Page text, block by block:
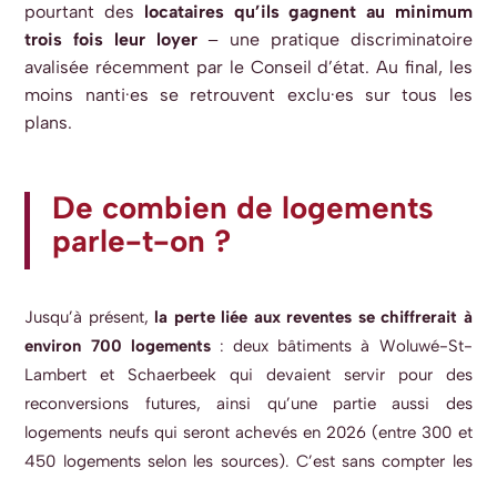
pourtant des locataires qu’ilsgagnent au minimum
trois fois leur loyer– une pratique discriminatoire
avalisée récemment par le Conseil d’état. Au final, les
moins nanti·es se retrouvent exclu·es sur tous les
plans.
De combien de logements
parle-t-on ?
Jusqu’à présent, la perte liée aux reventes se chiffrerait à
environ 700 logements: deux bâtiments à Woluwé-St-
Lambert et Schaerbeek qui devaient servir pour des
reconversions futures, ainsi qu’une partie aussi des
logements neufs qui seront achevés en 2026 (entre 300 et
450 logements selon les sources). C’est sans compter les